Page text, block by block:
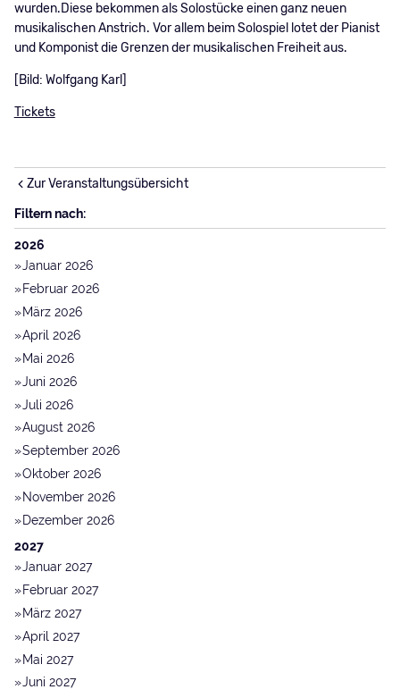
wurden.Diese bekommen als Solostücke einen ganz neuen
musikalischen Anstrich. Vor allem beim Solospiel lotet der Pianist
und Komponist die Grenzen der musikalischen Freiheit aus.
[Bild: Wolfgang Karl]
Tickets
Zur Veranstaltungsübersicht
Filtern nach:
2026
Januar 2026
Februar 2026
März 2026
April 2026
Mai 2026
Juni 2026
Juli 2026
August 2026
September 2026
Oktober 2026
November 2026
Dezember 2026
2027
Januar 2027
Februar 2027
März 2027
April 2027
Mai 2027
Juni 2027